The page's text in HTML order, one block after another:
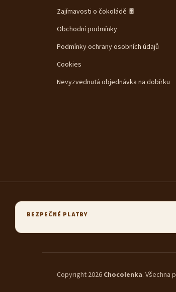
Zajímavosti o čokoládě 🍫
Obchodní podmínky
Podmínky ochrany osobních údajů
Cookies
Nevyzvednutá objednávka na dobírku
BEZPEČNÉ PLATBY
Copyright 2026 Chocolenka. Všechna